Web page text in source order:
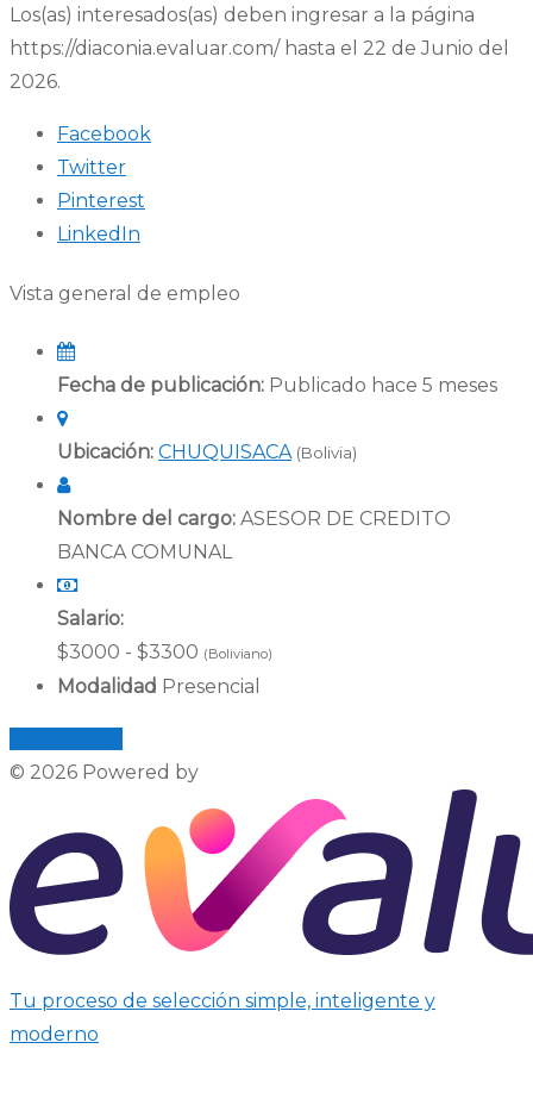
Los(as) interesados(as) deben ingresar a la página
https://diaconia.evaluar.com/ hasta el 22 de Junio del
2026.
Facebook
Twitter
Pinterest
LinkedIn
Vista general de empleo
Fecha de publicación: Publicado hace 5 meses
Ubicación: CHUQUISACA (Bolivia)
Nombre del cargo: ASESOR DE CREDITO
BANCA COMUNAL
Salario:
$3000 - $3300 (Boliviano)
Modalidad Presencial
© 2026 Powered by
Tu proceso de selección simple, inteligente y
moderno